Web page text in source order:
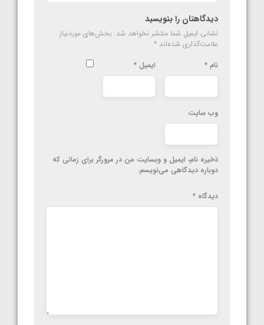
دیدگاهتان را بنویسید
نشانی ایمیل شما منتشر نخواهد شد. بخش‌های موردنیاز
علامت‌گذاری شده‌اند *
نام * ایمیل *
وب‌ سایت
ذخیره نام، ایمیل و وبسایت من در مرورگر برای زمانی که
دوباره دیدگاهی می‌نویسم.
دیدگاه *